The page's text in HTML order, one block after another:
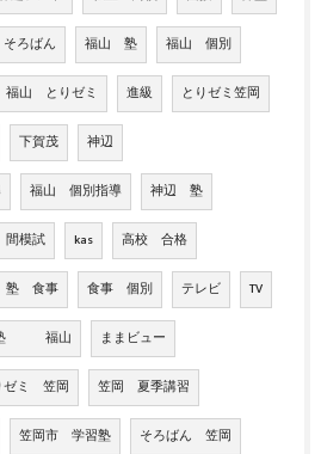
ろばん 福山 塾 福山 個別
福山 とりゼミ 進級 とりゼミ笠岡
下賀茂 神辺
福山 個別指導 神辺 塾
間模試 kas 高校 合格
塾 食事 食事 個別 テレビ TV
福山 ままビュー
ゼミ 笠岡 笠岡 夏季講習
笠岡市 学習塾 そろばん 笠岡